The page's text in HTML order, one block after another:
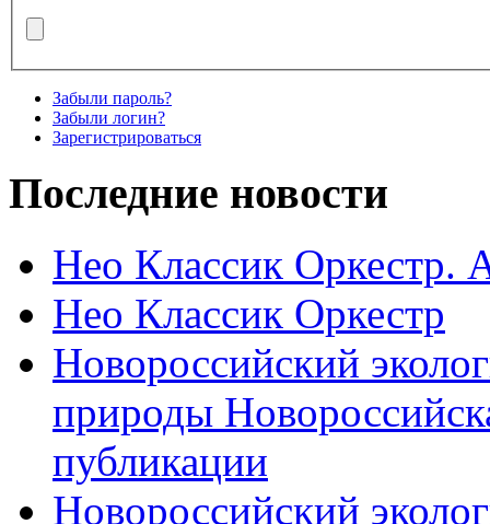
Забыли пароль?
Забыли логин?
Зарегистрироваться
Последние новости
Нео Классик Оркестр.
Нео Классик Оркестр
Новороссийский
природы
публикации
Новороссийский